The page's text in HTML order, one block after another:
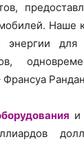
Наше
для
Франсуа
и